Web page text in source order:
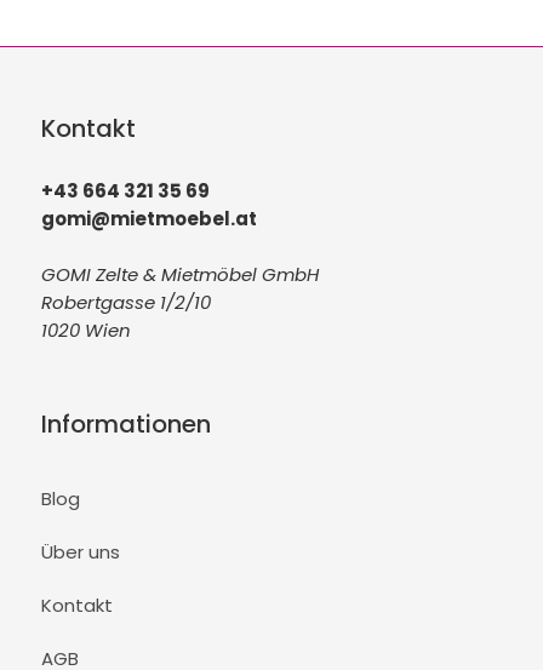
Kontakt
+43 664 321 35 69
gomi@mietmoebel.at
GOMI Zelte & Mietmöbel GmbH
Robertgasse 1/2/10
1020 Wien
Informationen
Blog
Über uns
Kontakt
AGB